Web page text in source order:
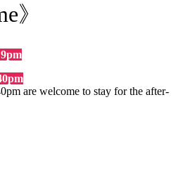
》
are welcome to stay for the after-